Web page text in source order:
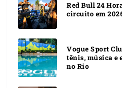
Red Bull 24
circuito em
Vogue Sport
tênis, música e
no Rio